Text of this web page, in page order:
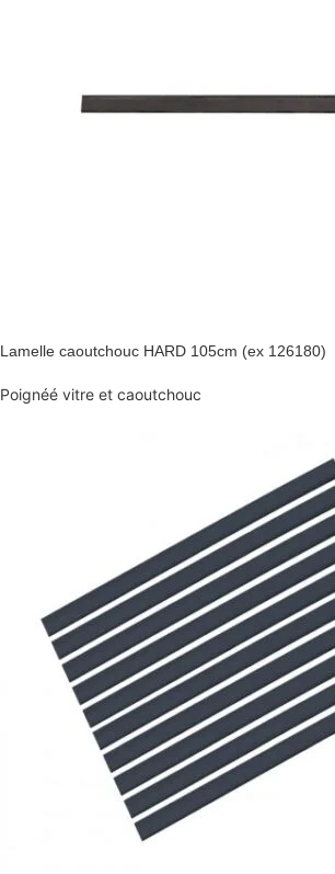
Lamelle caoutchouc HARD 105cm (ex 126180)
Poignéé vitre et caoutchouc